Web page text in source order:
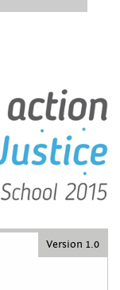
Version 1.0